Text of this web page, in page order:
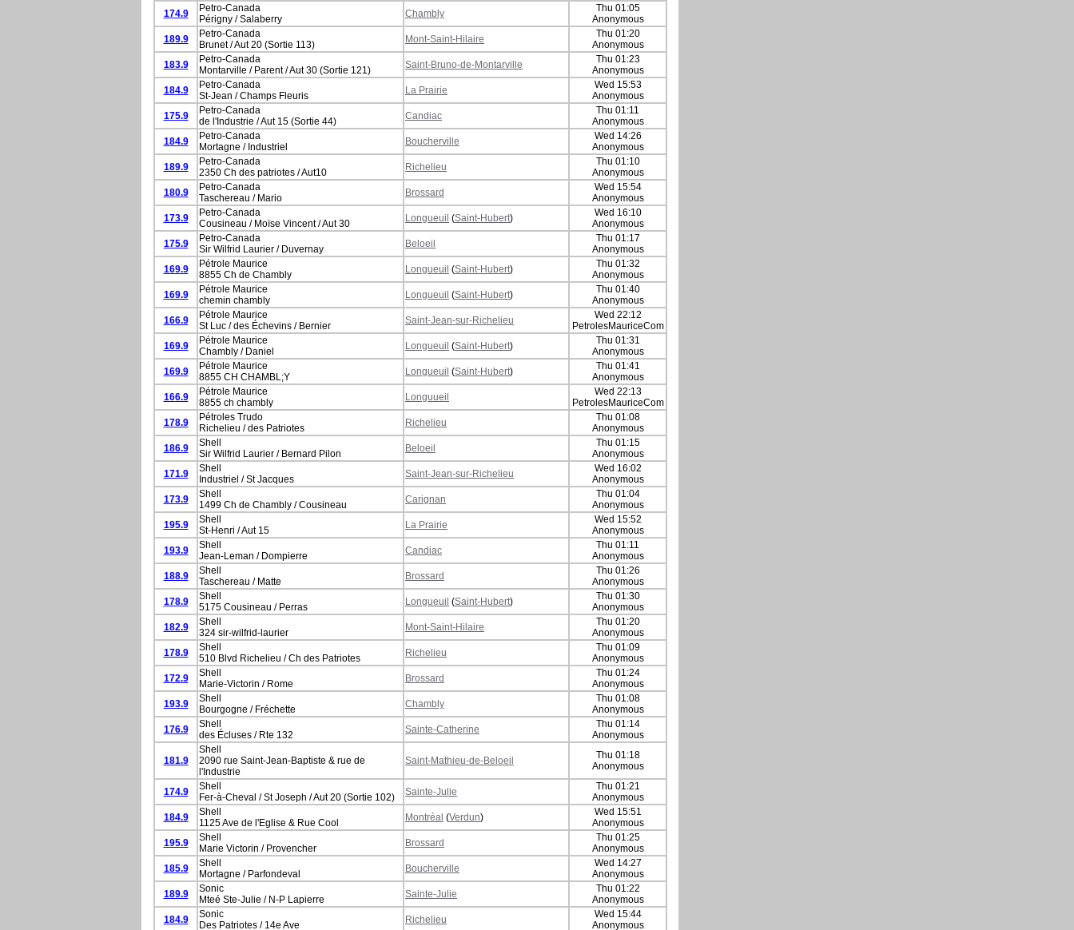
174.9
Petro-Canada
Périgny / Salaberry
Chambly
Thu 01:05
Anonymous
189.9
Petro-Canada
Brunet / Aut 20 (Sortie 113)
Mont-Saint-Hilaire
Thu 01:20
Anonymous
183.9
Petro-Canada
Montarville / Parent / Aut 30 (Sortie 121)
Saint-Bruno-de-Montarville
Thu 01:23
Anonymous
184.9
Petro-Canada
St-Jean / Champs Fleuris
La Prairie
Wed 15:53
Anonymous
175.9
Petro-Canada
de l'Industrie / Aut 15 (Sortie 44)
Candiac
Thu 01:11
Anonymous
184.9
Petro-Canada
Mortagne / Industriel
Boucherville
Wed 14:26
Anonymous
189.9
Petro-Canada
2350 Ch des patriotes / Aut10
Richelieu
Thu 01:10
Anonymous
180.9
Petro-Canada
Taschereau / Mario
Brossard
Wed 15:54
Anonymous
173.9
Petro-Canada
Cousineau / Moïse Vincent / Aut 30
Longueuil (Saint-Hubert)
Wed 16:10
Anonymous
175.9
Petro-Canada
Sir Wilfrid Laurier / Duvernay
Beloeil
Thu 01:17
Anonymous
169.9
Pétrole Maurice
8855 Ch de Chambly
Longueuil (Saint-Hubert)
Thu 01:32
Anonymous
169.9
Pétrole Maurice
chemin chambly
Longueuil (Saint-Hubert)
Thu 01:40
Anonymous
166.9
Pétrole Maurice
St Luc / des Échevins / Bernier
Saint-Jean-sur-Richelieu
Wed 22:12
PetrolesMauriceCom
169.9
Pétrole Maurice
Chambly / Daniel
Longueuil (Saint-Hubert)
Thu 01:31
Anonymous
169.9
Pétrole Maurice
8855 CH CHAMBL;Y
Longueuil (Saint-Hubert)
Thu 01:41
Anonymous
166.9
Pétrole Maurice
8855 ch chambly
Longuueil
Wed 22:13
PetrolesMauriceCom
178.9
Pétroles Trudo
Richelieu / des Patriotes
Richelieu
Thu 01:08
Anonymous
186.9
Shell
Sir Wilfrid Laurier / Bernard Pilon
Beloeil
Thu 01:15
Anonymous
171.9
Shell
Industriel / St Jacques
Saint-Jean-sur-Richelieu
Wed 16:02
Anonymous
173.9
Shell
1499 Ch de Chambly / Cousineau
Carignan
Thu 01:04
Anonymous
195.9
Shell
St-Henri / Aut 15
La Prairie
Wed 15:52
Anonymous
193.9
Shell
Jean-Leman / Dompierre
Candiac
Thu 01:11
Anonymous
188.9
Shell
Taschereau / Matte
Brossard
Thu 01:26
Anonymous
178.9
Shell
5175 Cousineau / Perras
Longueuil (Saint-Hubert)
Thu 01:30
Anonymous
182.9
Shell
324 sir-wilfrid-laurier
Mont-Saint-Hilaire
Thu 01:20
Anonymous
178.9
Shell
510 Blvd Richelieu / Ch des Patriotes
Richelieu
Thu 01:09
Anonymous
172.9
Shell
Marie-Victorin / Rome
Brossard
Thu 01:24
Anonymous
193.9
Shell
Bourgogne / Fréchette
Chambly
Thu 01:08
Anonymous
176.9
Shell
des Écluses / Rte 132
Sainte-Catherine
Thu 01:14
Anonymous
181.9
Shell
2090 rue Saint-Jean-Baptiste & rue de
l'Industrie
Saint-Mathieu-de-Beloeil
Thu 01:18
Anonymous
174.9
Shell
Fer-à-Cheval / St Joseph / Aut 20 (Sortie 102)
Sainte-Julie
Thu 01:21
Anonymous
184.9
Shell
1125 Ave de l'Eglise & Rue Cool
Montréal (Verdun)
Wed 15:51
Anonymous
195.9
Shell
Marie Victorin / Provencher
Brossard
Thu 01:25
Anonymous
185.9
Shell
Mortagne / Parfondeval
Boucherville
Wed 14:27
Anonymous
189.9
Sonic
Mteé Ste-Julie / N-P Lapierre
Sainte-Julie
Thu 01:22
Anonymous
184.9
Sonic
Des Patriotes / 14e Ave
Richelieu
Wed 15:44
Anonymous